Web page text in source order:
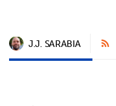
J.J. SARABIA